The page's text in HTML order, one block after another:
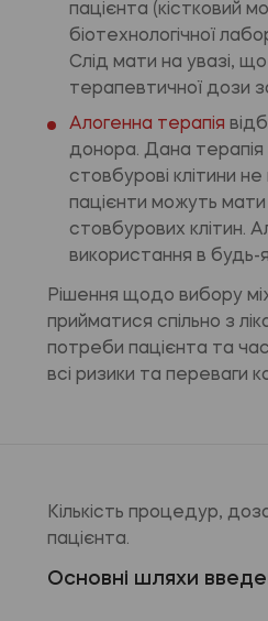
пацієнта (кістковий
біотехнологічної
Слід мати на увазі,
терапевтичної дози
Алогенна терапія
донора. Дана терапія
стовбурові клітини
пацієнти можуть мати
стовбурових клітин.
використання в будь-
Рішення щодо вибору
прийматися спільно з
потреби пацієнта та
всі ризики та переваги
Кількість процедур,
пацієнта.
Основні шляхи